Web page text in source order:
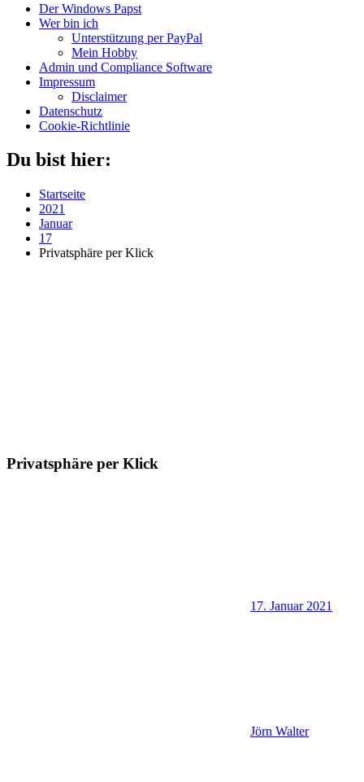
Der Windows Papst
Wer bin ich
Unterstützung per PayPal
Mein Hobby
Admin und Compliance Software
Impressum
Disclaimer
Datenschutz
Cookie-Richtlinie
Du bist hier:
Startseite
2021
Januar
17
Privatsphäre per Klick
Privatsphäre per Klick
17. Januar 2021
Jörn Walter